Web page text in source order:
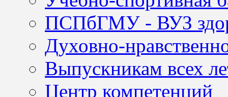
ПСПбГМУ - ВУЗ
Духовно-
Выпускникам всех
Центр компетенций